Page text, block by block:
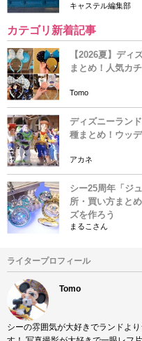
キャステル編集部
カテゴリ新着記事
【2026夏】ディ
まとめ！人気カ
Tomo
ディズニーラン
種まとめ！ウッ
アカネ
シー25周年「ジ
所・買い方まと
ズを作ろう
まるこさん
ライタープロフィール
Tomo
シーの雰囲気が大好きでランドよ